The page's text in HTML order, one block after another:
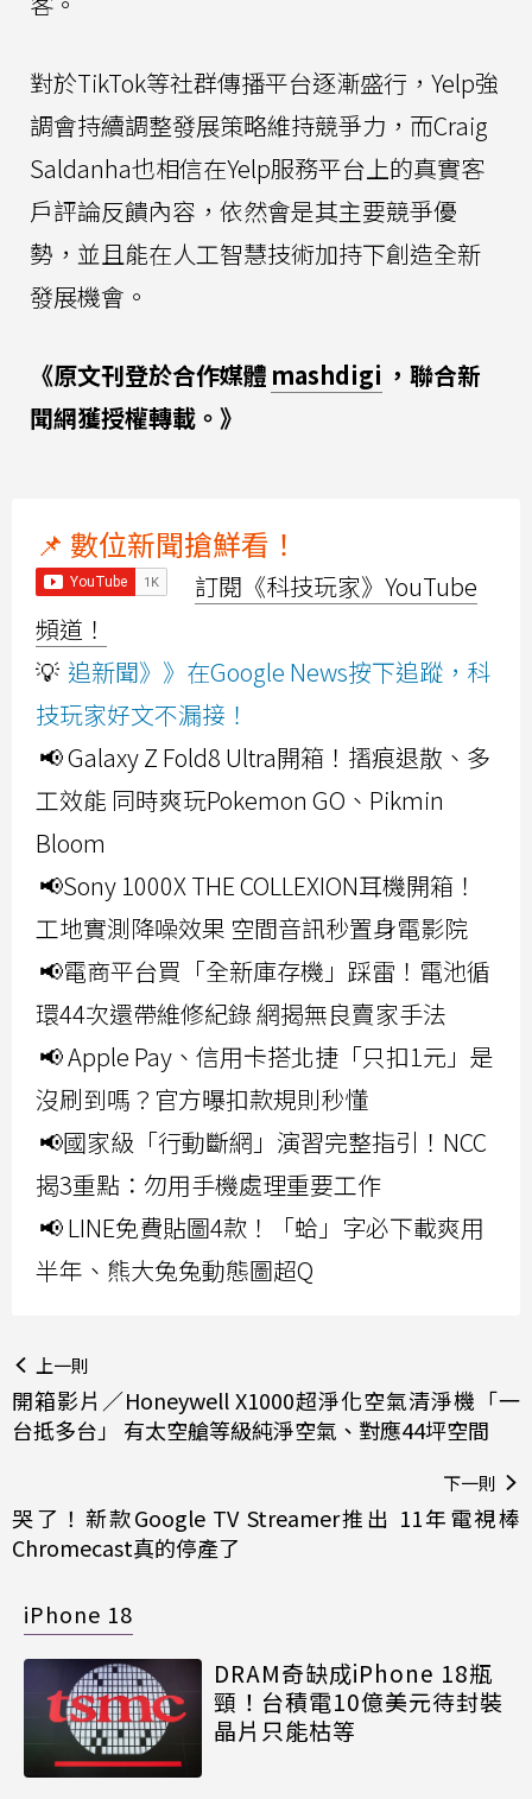
對於TikTok等社群傳播平台逐漸盛行，Yelp強
調會持續調整發展策略維持競爭力，而Craig
Saldanha也相信在Yelp服務平台上的真實客
戶評論反饋內容，依然會是其主要競爭優
勢，並且能在人工智慧技術加持下創造全新
發展機會。
《原文刊登於合作媒體 mashdigi ，聯合新
聞網獲授權轉載。》
📌 數位新聞搶鮮看！
訂閱《科技玩家》YouTube
頻道！
💡 追新聞》》在Google News按下追蹤，科
技玩家好文不漏接！
📢 Galaxy Z Fold8 Ultra開箱！摺痕退散、多
工效能 同時爽玩Pokemon GO、Pikmin
Bloom
📢Sony 1000X THE COLLEXION耳機開箱！
工地實測降噪效果 空間音訊秒置身電影院
📢電商平台買「全新庫存機」踩雷！電池循
環44次還帶維修紀錄 網揭無良賣家手法
📢 Apple Pay、信用卡搭北捷「只扣1元」是
沒刷到嗎？官方曝扣款規則秒懂
📢國家級「行動斷網」演習完整指引！NCC
揭3重點：勿用手機處理重要工作
📢 LINE免費貼圖4款！「蛤」字必下載爽用
半年、熊大兔兔動態圖超Q
上一則
開箱影片／Honeywell X1000超淨化空氣清淨機「一
台抵多台」 有太空艙等級純淨空氣、對應44坪空間
下一則
哭了！新款Google TV Streamer推出 11年電視棒
Chromecast真的停產了
iPhone 18
DRAM奇缺成iPhone 18瓶
頸！台積電10億美元待封裝
晶片只能枯等